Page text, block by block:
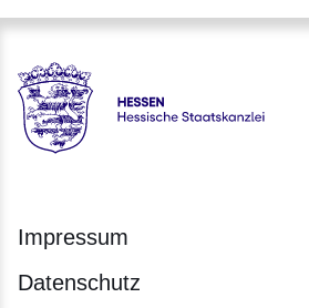
Hessen - Hessische Staatskanzlei
Impressum
Datenschutz